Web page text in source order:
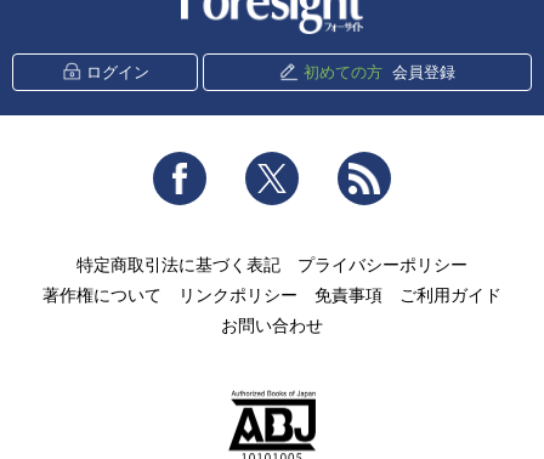
ログイン 初めての方 会員登録
Facebook Twitter
特定商取引法に基づく表記
プライバシーポリシー
著作権について
リンクポリシー 免責事項
ご利用ガイド
お問い合わせ